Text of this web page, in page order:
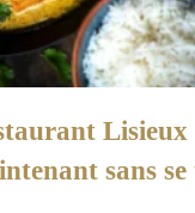
Lisieux
sans